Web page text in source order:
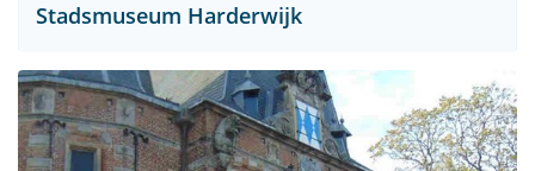
Stadsmuseum Harderwijk